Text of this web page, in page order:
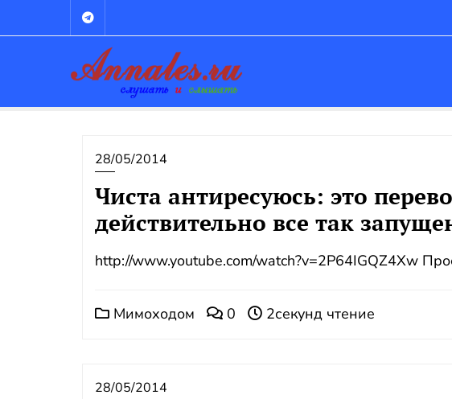
к
содержимому
28/05/2014
Чиста антиресуюсь: это
действительно все так
http://www.youtube.com/watch?v=2P64IGQZ4Xw
Мимоходом 0 2секунд чтение
28/05/2014